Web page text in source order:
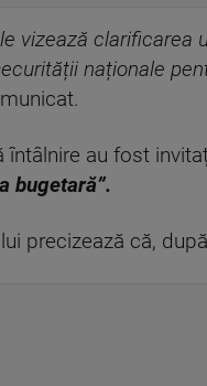
vizează
naționale
întâlnire au fost
bugetară”.
precizează că,